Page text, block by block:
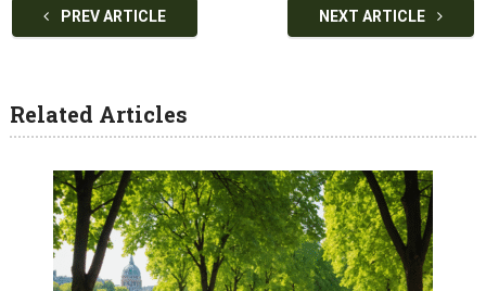
PREV ARTICLE NEXT ARTICLE
Related Articles